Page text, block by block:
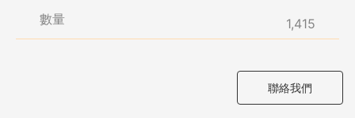
數量 1,415
聯絡我們